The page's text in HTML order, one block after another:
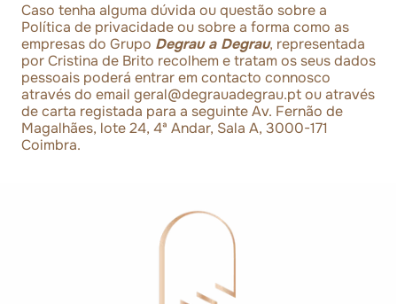
Caso tenha alguma dúvida ou questão sobre a
Política de privacidade ou sobre a forma como as
empresas do Grupo Degrau a Degrau, representada
por Cristina de Brito recolhem e tratam os seus dados
pessoais poderá entrar em contacto connosco
através do email geral@degrauadegrau.ptou através
de carta registada para a seguinte Av. Fernão de
Magalhães, lote 24, 4ª Andar, Sala A, 3000-171
Coimbra.